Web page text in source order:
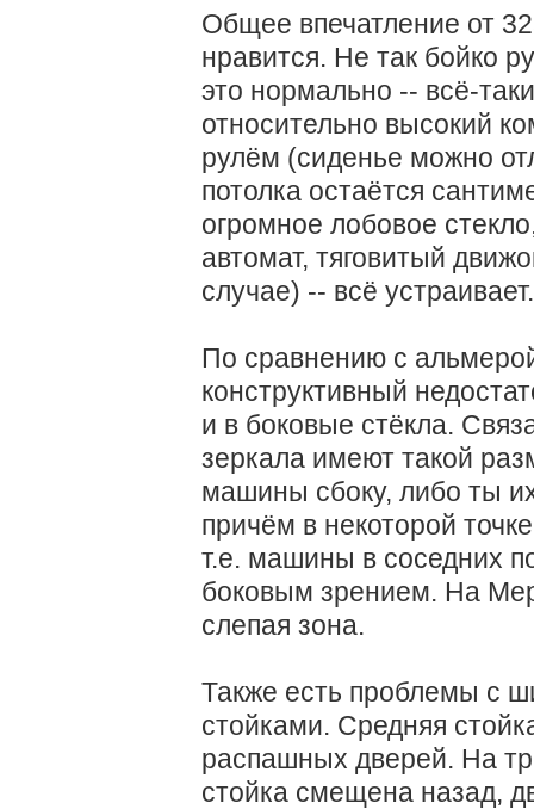
Общее впечатление от
нравится. Не так бойко
это нормально -- всё-
относительно высокий
рулём (сиденье можно
потолка остаётся
огромное лобовое
автомат, тяговитый
случае) -- всё устраивает.
По сравнению с
конструктивный
и в боковые стёкла.
зеркала имеют такой
машины сбоку, либо ты
причём в некоторой
т.е. машины в соседних
боковым зрением. На
слепая зона.
Также есть проблемы с
стойками. Средняя
распашных дверей. На
стойка смещена назад,